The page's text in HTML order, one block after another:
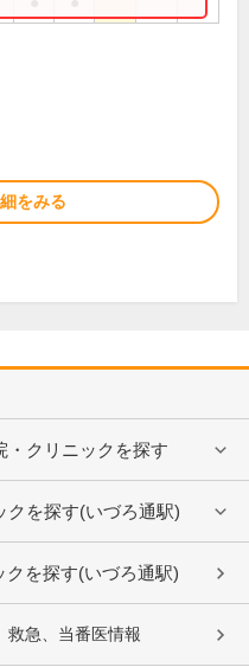
をみる
・クリニックを探す
クを探す(いづろ通駅)
を探す(いづろ通駅)
救急、当番医情報